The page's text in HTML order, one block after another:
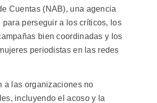
Cuentas (NAB), una agencia
para perseguir a los críticos, los
bien coordinadas y los
periodistas en las redes
a las organizaciones no
incluyendo el acoso y la